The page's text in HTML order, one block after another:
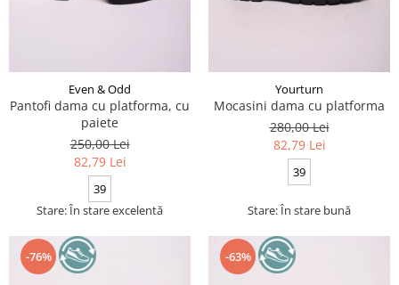
Even & Odd
Pantofi dama cu platforma, cu
paiete
250,00 Lei
82,79 Lei
39
Stare: În stare excelentă
Yourturn
Mocasini dama cu platforma
280,00 Lei
82,79 Lei
39
Stare: În stare bună
-76% -63%